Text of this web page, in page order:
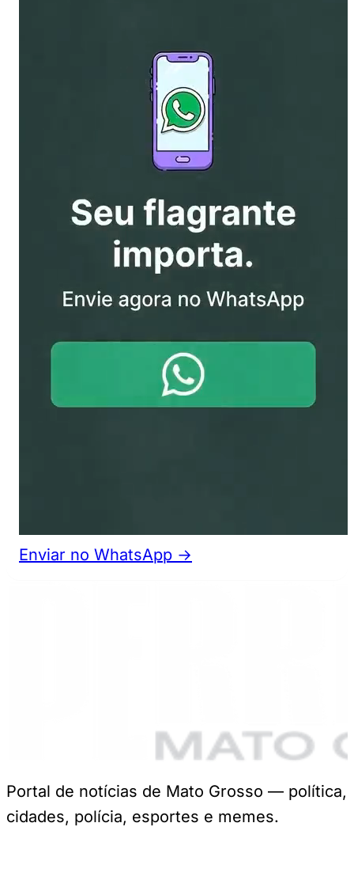
Enviar no WhatsApp →
Portal de notícias de Mato Grosso — política,
cidades, polícia, esportes e memes.